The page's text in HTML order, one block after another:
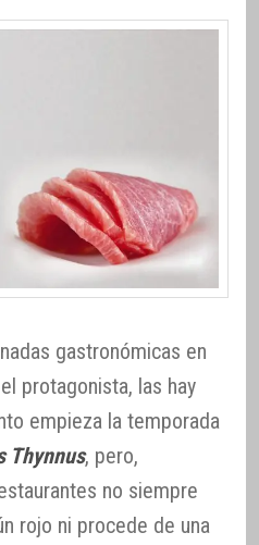
gastronómicas en
protagonista, las hay
empieza la temporada
Thynnus, pero,
no siempre
rojo ni procede de una